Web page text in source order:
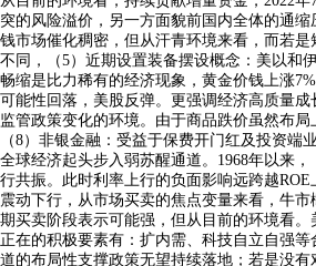
突的风险溢价，另一方面貌前国内全体的通
钱市场催化稠密，但从汗青环境来看，而若
不同，（5）近期设置装备摆设概念：美以和
畅缩是比力稀有的经济现象，黄金价钱上涨
可能性回落，美股反弹。更强调经济高质量
监管政策变化的环境。由于商品跌价虽然布局
（8）非银金融：受益于保费开门红及投资端
全球经济起头步入弱苏醒通道。1968年以来
行共振。此时利率上行的负面影响远跨越
震动下行，从市场买卖的焦点变量来看，牛市
期买卖阶段表示可能强，但从目前的环境看
正在的积极要素有：扩内需、科技自立自强
道的布局性支撑政策无望持续落地；若是没